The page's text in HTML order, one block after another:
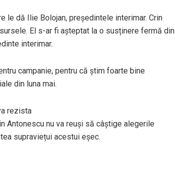
le dă Ilie Bolojan, președintele interimar. Crin
El s-ar fi așteptat la o susținere fermă din
interimar.
campanie, pentru că știm foarte bine
din luna mai.
rezista
Antonescu nu va reuși să câștige alegerile
supraviețui acestui eșec.